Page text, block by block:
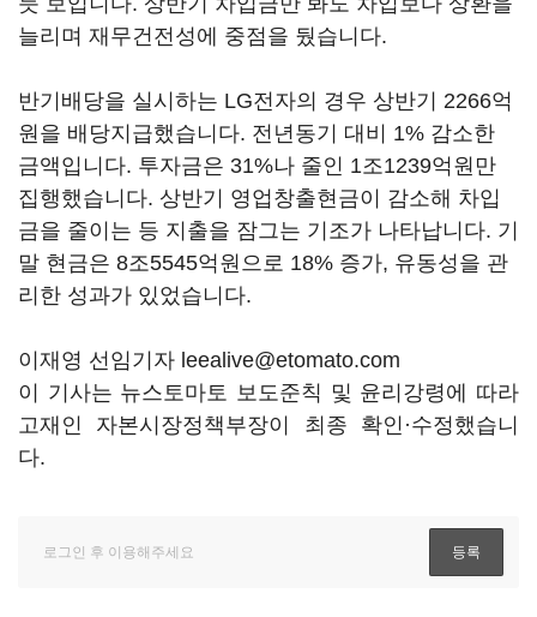
늘리며 재무건전성에 중점을 뒀습니다.
반기배당을 실시하는 LG전자의 경우 상반기 2266억
원을 배당지급했습니다. 전년동기 대비 1% 감소한
금액입니다. 투자금은 31%나 줄인 1조1239억원만
집행했습니다. 상반기 영업창출현금이 감소해 차입
금을 줄이는 등 지출을 잠그는 기조가 나타납니다. 기
말 현금은 8조5545억원으로 18% 증가, 유동성을 관
리한 성과가 있었습니다.
이재영 선임기자 leealive@etomato.com
이 기사는 뉴스토마토 보도준칙 및 윤리강령에 따라
고재인 자본시장정책부장이 최종 확인·수정했습니
다.